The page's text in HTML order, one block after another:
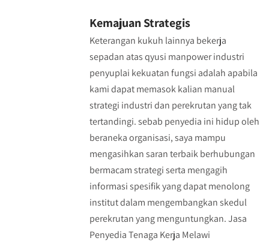
Kemajuan Strategis
Keterangan kukuh lainnya bekerja
sepadan atas qyusi manpower industri
penyuplai kekuatan fungsi adalah apabila
kami dapat memasok kalian manual
strategi industri dan perekrutan yang tak
tertandingi. sebab penyedia ini hidup oleh
beraneka organisasi, saya mampu
mengasihkan saran terbaik berhubungan
bermacam strategi serta mengagih
informasi spesifik yang dapat menolong
institut dalam mengembangkan skedul
perekrutan yang menguntungkan. Jasa
Penyedia Tenaga Kerja Melawi